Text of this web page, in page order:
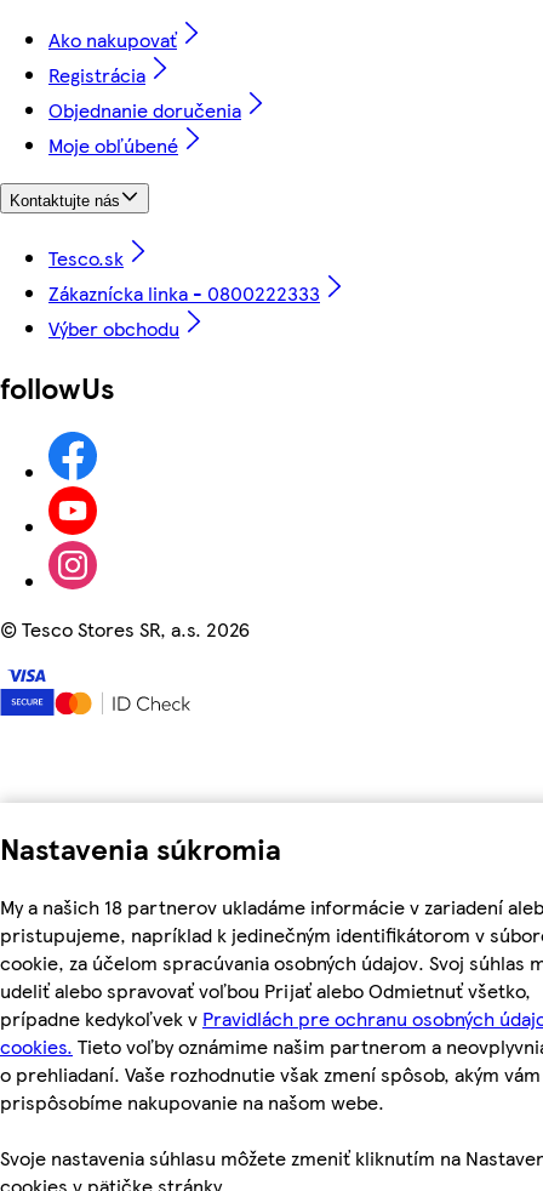
Nastavenia súkromia
My a našich 18 partnerov ukladáme informácie v zariadení
pristupujeme, napríklad k jedinečným identifikátorom v
cookie, za účelom spracúvania osobných údajov. Svoj súhlas
udeliť alebo spravovať voľbou Prijať alebo Odmietnuť všetko,
prípadne kedykoľvek v Pravidlách pre ochranu osobných
cookies. Tieto voľby oznámime našim partnerom a
o prehliadaní. Vaše rozhodnutie však zmení spôsob, akým vám
prispôsobíme nakupovanie na našom webe.
Svoje nastavenia súhlasu môžete zmeniť kliknutím na
cookies v pätičke stránky.
Ako nakupovať
Registrácia
Objednanie doručenia
Moje obľúbené
Kontaktujte nás
Tesco.sk
Zákaznícka linka - 0800222333
Výber obchodu
followUs
©Tesco Stores SR, a.s. 2026